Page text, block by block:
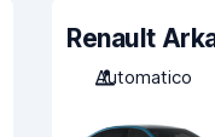
Renault
Automatico